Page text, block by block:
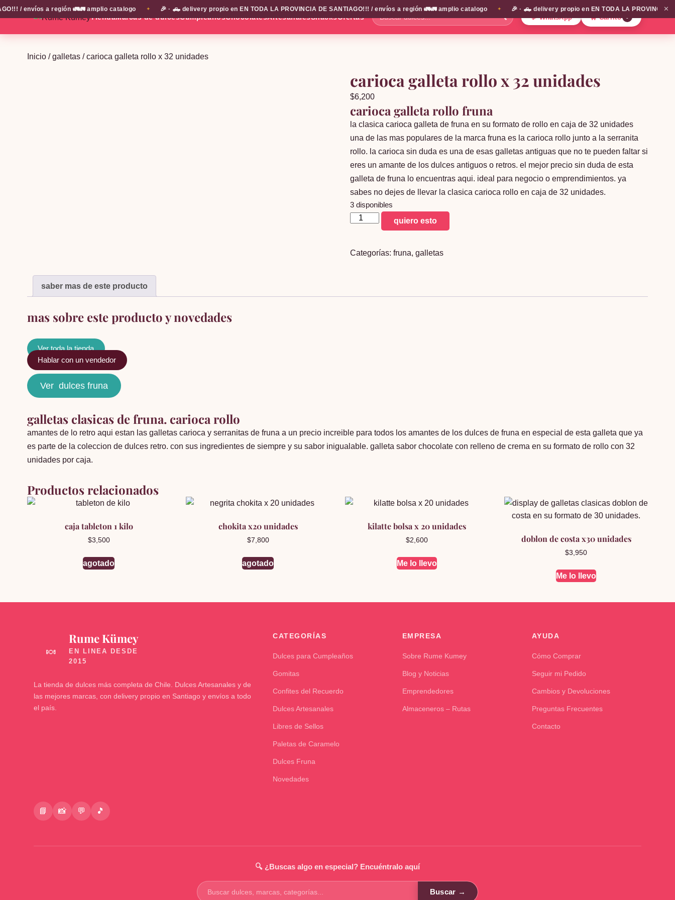
/ envíos a región 🚛🚛 amplio catalogo ✦ 🎉 · 🛻 delivery propio en EN TODA LA PROVINCIA DE SANTIAGO!!! / envíos a región 🚛🚛 amplio catalogo ✦ 🎉 · 🛻 delivery propio en EN TODA LA PROVINCIA DE
✕
TiendaMarcas de dulcesCumpleañosChocolatesArtesanalesSnacksOfertas
Buscar
dulces...
🔍 💬 WhatsApp 🛒 Carrito
Inicio/galletas/ carioca galleta rollo x 32 unidades
carioca galleta rollo x 32 unidades
$6,200
carioca galleta rollo fruna
la clasica carioca galleta de fruna en su formato de rollo en caja de 32 unidades
una de las mas populares de la marca fruna es la carioca rollo junto a la serranita
rollo. la carioca sin duda es una de esas galletas antiguas que no te pueden faltar si
eres un amante de los dulces antiguos o retros. el mejor precio sin duda de esta
galleta de fruna lo encuentras aqui. ideal para negocio o emprendimientos. ya
sabes no dejes de llevar la clasica carioca rollo en caja de 32 unidades.
3 disponibles
carioca
x
quiero esto
Categorías: fruna, galletas
saber mas de este producto
mas sobre este producto y novedades
Ver toda la tienda
Hablar con un vendedor
Ver dulces fruna
galletas clasicas de fruna. carioca rollo
amantes de lo retro aqui estan las galletas carioca y serranitas de fruna a un precio increible para todos los amantes de los dulces de fruna en especial de esta galleta que ya
es parte de la coleccion de dulces retro. con sus ingredientes de siempre y su sabor inigualable. galleta sabor chocolate con relleno de crema en su formato de rollo con 32
unidades por caja.
Productos relacionados
caja tableton 1 kilo
$3,500
agotado
chokita x20 unidades
$7,800
agotado
kilatte bolsa x 20 unidades
$2,600
Me lo llevo
doblon de costa x30 unidades
$3,950
Me lo llevo
🍬
Rume Kümey
La tienda de dulces más completa de Chile. Dulces Artesanales y de
las mejores marcas, con delivery propio en Santiago y envíos a todo
el país.
📘 📸 💬 🎵
CATEGORÍAS
Dulces para Cumpleaños
Gomitas
Confites del Recuerdo
Dulces Artesanales
Libres de Sellos
Paletas de Caramelo
Dulces Fruna
Novedades
EMPRESA
Sobre Rume Kumey
Blog y Noticias
Emprendedores
Almaceneros – Rutas
AYUDA
Cómo Comprar
Seguir mi Pedido
Cambios y Devoluciones
Preguntas Frecuentes
Contacto
🔍 ¿Buscas algo en especial? Encuéntralo aquí
Buscar
Buscar →